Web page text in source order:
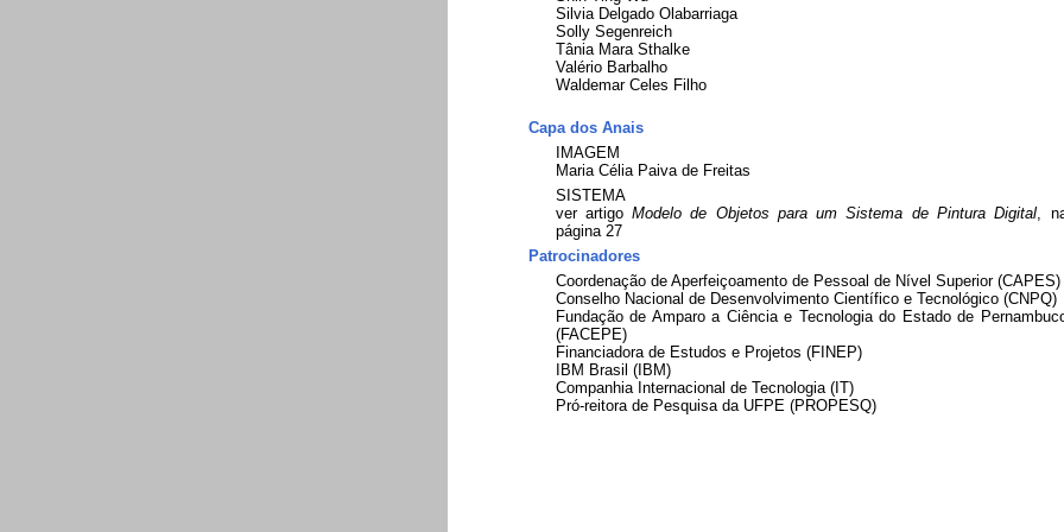
Silvia Delgado Olabarriaga
Solly Segenreich
Tânia Mara Sthalke
Valério Barbalho
Waldemar Celes Filho
Capa dos Anais
IMAGEM
Maria Célia Paiva de Freitas
SISTEMA
ver artigoModelo de Objetos para um Sistema de Pintura Digital,
página 27
Patrocinadores
Coordenação de Aperfeiçoamento de Pessoal de Nível Superior (CAPES)
Conselho Nacional de Desenvolvimento Científico e Tecnológico (CNPQ)
Fundação de Amparo a Ciência e Tecnologia do Estado de
(FACEPE)
Financiadora de Estudos e Projetos (FINEP)
IBM Brasil (IBM)
Companhia Internacional de Tecnologia (IT)
Pró-reitora de Pesquisa da UFPE (PROPESQ)